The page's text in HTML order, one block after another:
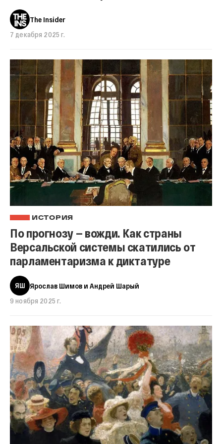
The Insider
7 декабря 2025 г.
ИСТОРИЯ
По прогнозу — вожди. Как страны
Версальской системы скатились от
парламентаризма к диктатуре
ЯШ
Ярослав Шимов и Андрей Шарый
9 ноября 2025 г.